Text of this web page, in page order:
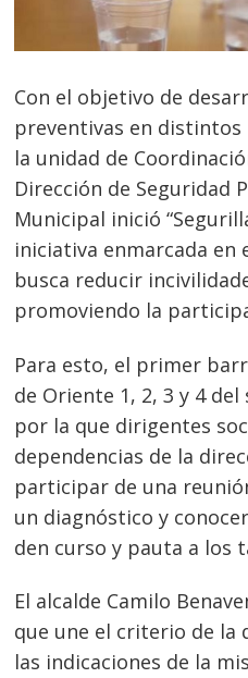
Con el objetivo de
preventivas en
la unidad de
Dirección de Seguridad
Municipal inició
iniciativa enmarcada en
busca reducir
promoviendo la
Para esto, el primer
de Oriente 1, 2, 3 y 4
por la que dirigentes
dependencias de la
participar de una
un diagnóstico y
den curso y pauta a los
El alcalde Camilo
que une el criterio de la
las indicaciones de la